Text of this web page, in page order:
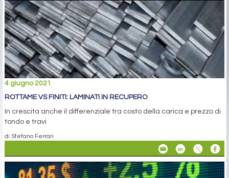
4 giugno 2021
ROTTAME VS FINITI: LAMINATI IN RECUPERO
In crescita anche il differenziale tra costo della carica e prezzo di
tondo e travi
di Stefano Ferrari